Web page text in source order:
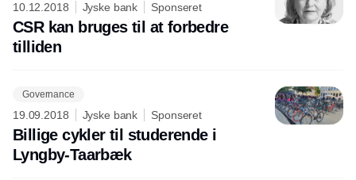
10.12.2018 Jyske bank Sponseret
CSR kan bruges til at forbedre
tilliden
Governance
19.09.2018 Jyske bank Sponseret
Billige cykler til studerende i
Lyngby-Taarbæk